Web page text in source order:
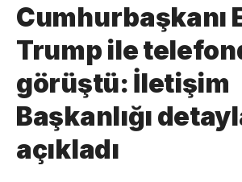
Cumhurbaşkanı
Trump ile
görüştü: İletişim
Başkanlığı
açıkladı